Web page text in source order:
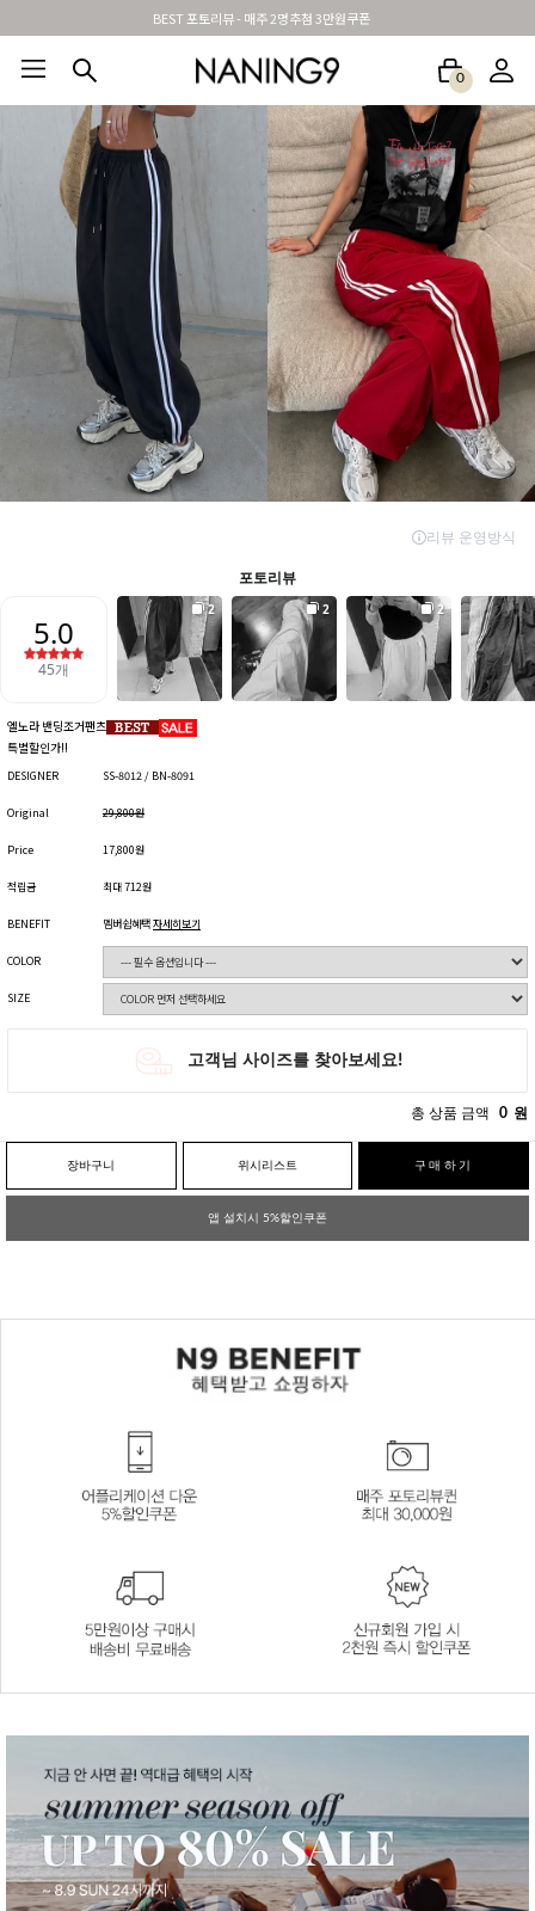
BEST 포토리뷰 - 매주 2명추첨 3만원쿠폰
0
BEST100🤍 NEW5% 썸머여행룩 하객&모임룩
엘노라 밴딩조거팬츠
특별할인가!!
DESIGNER SS-8012 / BN-8091
Original 29,800원
Price 17,800원
적립금 최대 712원
BENEFIT 멤버쉽혜택자세히보기
COLOR
SIZE
총 상품 금액 0 원
장바구니 위시리스트 구매하기
앱 설치시 5%할인쿠폰